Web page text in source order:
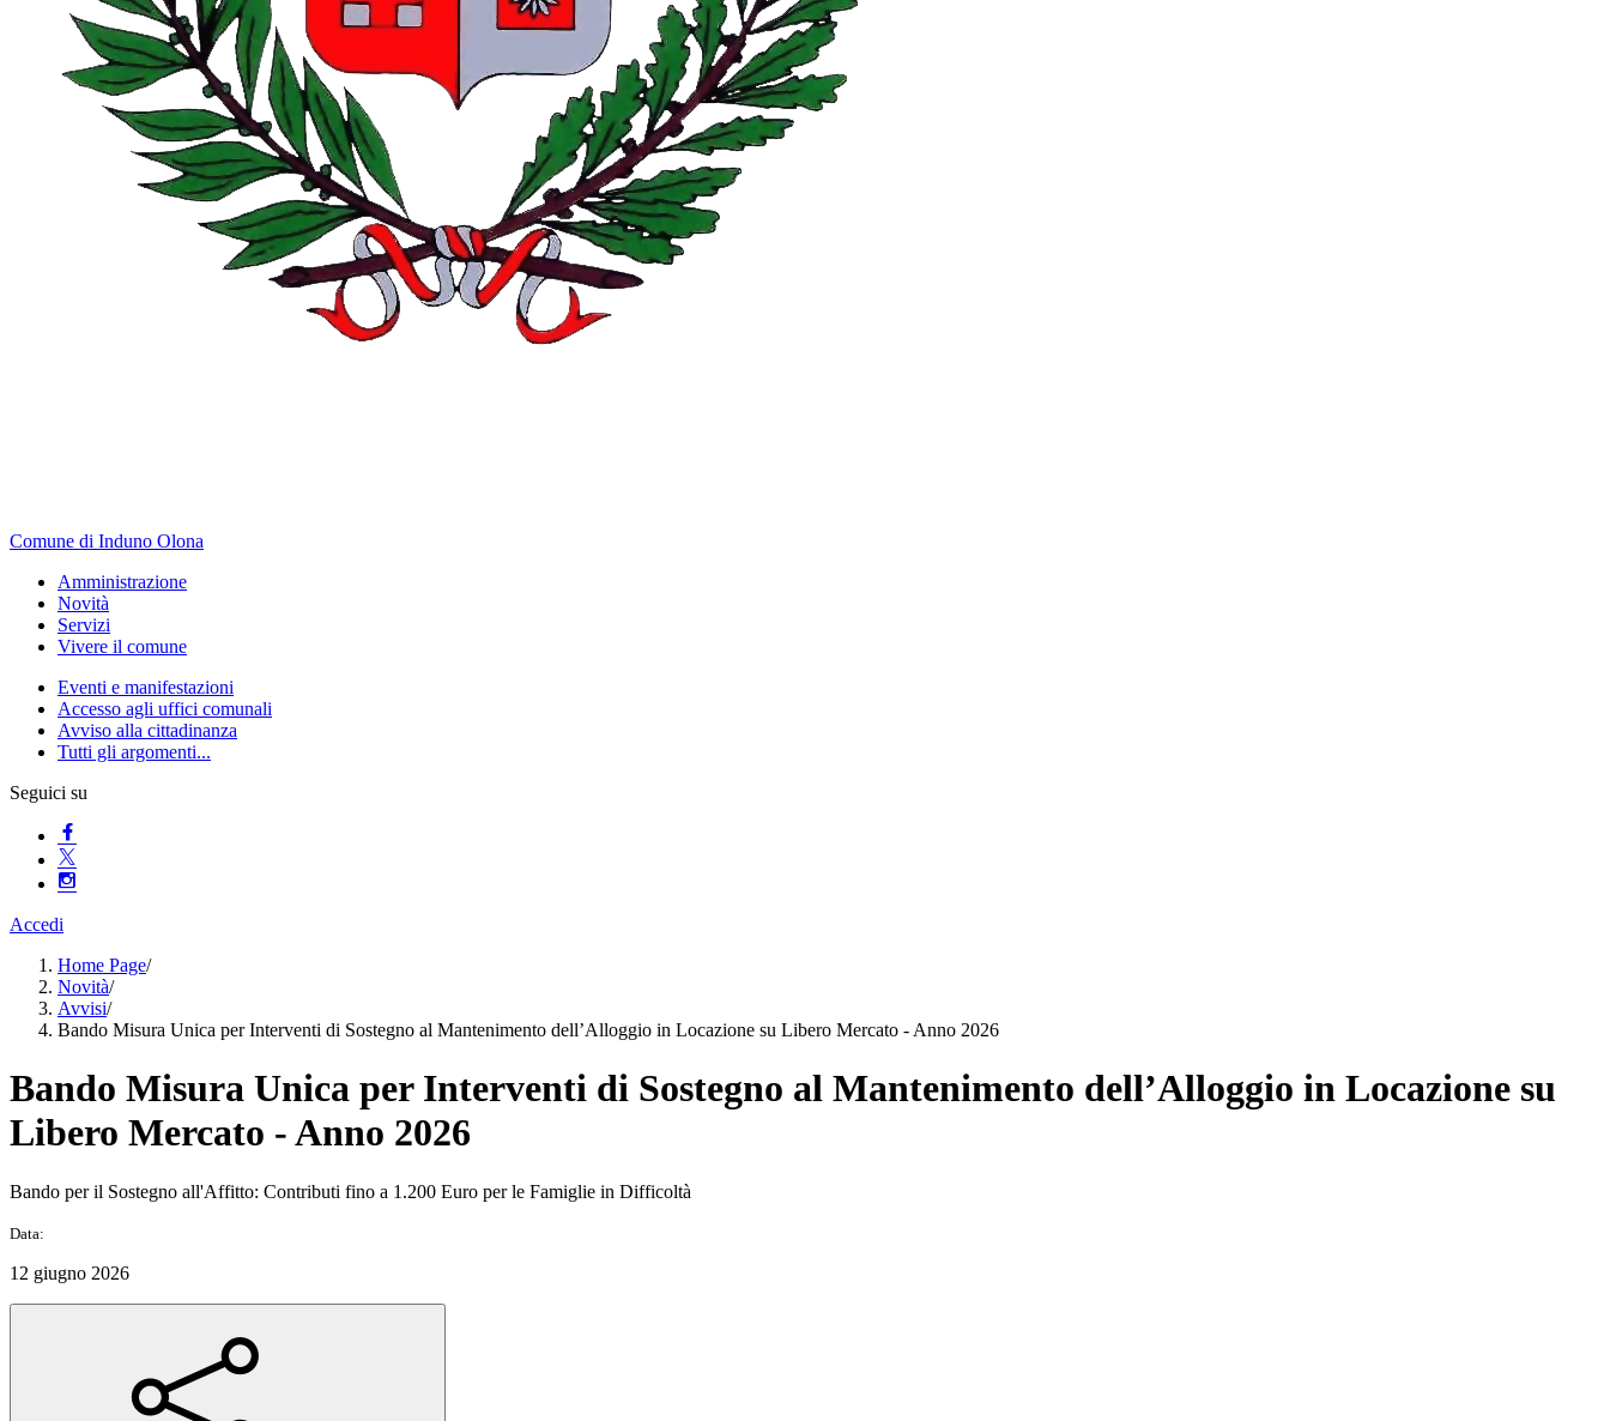
Comune di Induno Olona
Amministrazione
Novità
Servizi
Vivere il comune
Eventi e manifestazioni
Accesso agli uffici comunali
Avviso alla cittadinanza
Tutti gli argomenti...
Seguici su
Accedi
Home Page/
Novità/
Avvisi/
Bando Misura Unica per Interventi di Sostegno al Mantenimento dell’Alloggio in Locazione su Libero Mercato - Anno 2026
Bando Misura Unica per Interventi di Sostegno al Mantenimento dell’Alloggio in Locazione su
Libero Mercato - Anno 2026
Bando per il Sostegno all'Affitto: Contributi fino a 1.200 Euro per le Famiglie in Difficoltà
Data:
12 giugno 2026